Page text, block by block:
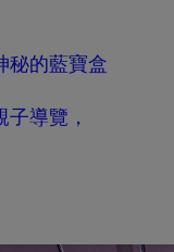
秘的藍寶盒
導覽，